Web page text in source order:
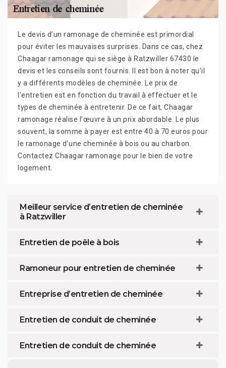
Le devis d’un ramonage de cheminée est primordial
pour éviter les mauvaises surprises. Dans ce cas, chez
Chaagar ramonage qui se siège à Ratzwiller 67430 le
devis et les conseils sont fournis. Il est bon à noter qu’il
y a différents modèles de cheminée. Le prix de
l’entretien est en fonction du travail à effectuer et le
types de cheminée à entretenir. De ce fait, Chaagar
ramonage réalise l’œuvre à un prix abordable. Le plus
souvent, la somme à payer est entre 40 à 70 euros pour
le ramonage d’une cheminée à bois ou au charbon.
Contactez Chaagar ramonage pour le bien de votre
logement.
Meilleur service d’entretien de cheminée
à Ratzwiller
Entretien de poêle à bois
Ramoneur pour entretien de cheminée
Entreprise d’entretien de cheminée
Entretien de conduit de cheminée
Entretien de conduit de cheminée